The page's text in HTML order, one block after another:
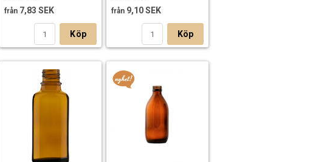
från7,83 SEK
Köp
från9,10 SEK
Köp